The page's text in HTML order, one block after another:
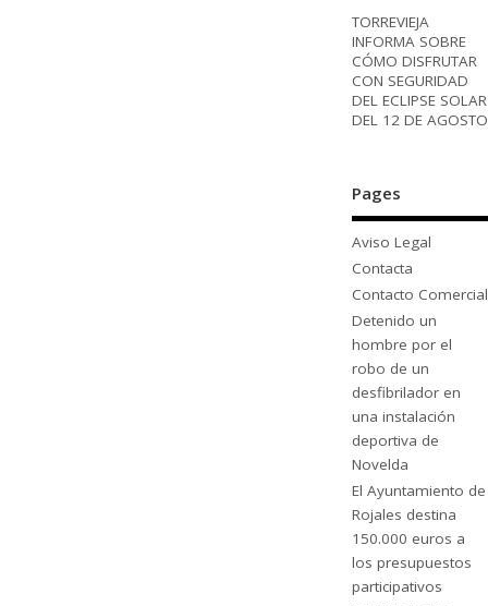
TORREVIEJA
INFORMA SOBRE
CÓMO DISFRUTAR
CON SEGURIDAD
DEL ECLIPSE SOLAR
DEL 12 DE AGOSTO
Pages
Aviso Legal
Contacta
Contacto Comercial
Detenido un
hombre por el
robo de un
desfibrilador en
una instalación
deportiva de
Novelda
El Ayuntamiento de
Rojales destina
150.000 euros a
los presupuestos
participativos